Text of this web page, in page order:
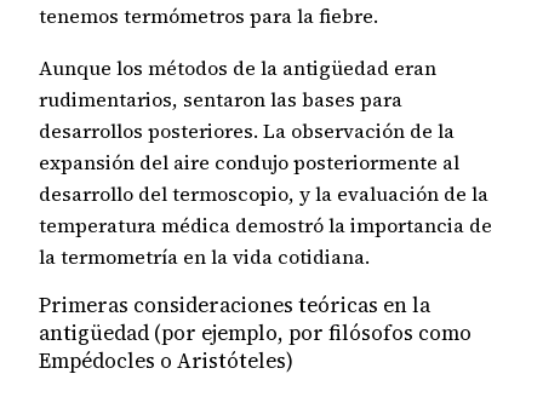
tenemos termómetros para la fiebre.
Aunque los métodos de la antigüedad eran
rudimentarios, sentaron las bases para
desarrollos posteriores. La observación de la
expansión del aire condujo posteriormente al
desarrollo del termoscopio, y la evaluación de la
temperatura médica demostró la importancia de
la termometría en la vida cotidiana.
Primeras consideraciones teóricas en la
antigüedad (por ejemplo, por filósofos como
Empédocles o Aristóteles)